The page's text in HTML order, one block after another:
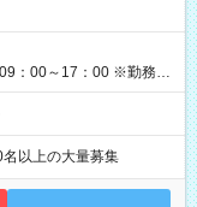
休憩なし） 時給1,300
＋交通費 【試用期
：00～17：00 ※勤務時
以上の大量募集